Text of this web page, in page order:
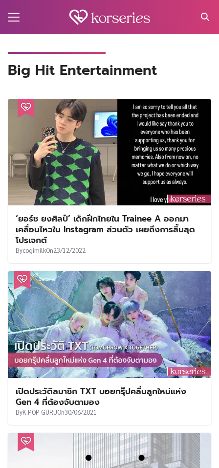
Big Hit Entertainment
‘ยอร์ช ยงศิลป์’ เด็กฝึกไทยใน Trainee A ออกมา
เคลื่อนไหวใน Instagram ส่วนตัว เผยถึงการสิ้นสุด
โปรเจกต์
BycogimilkOn23/12/2022
เปิดประวัติสมาชิก TXT บอยกรุ๊ปคลื่นลูกใหม่แห่ง
Gen 4 ที่ต้องจับตามอง
ByK-POP GURUOn30/06/2021